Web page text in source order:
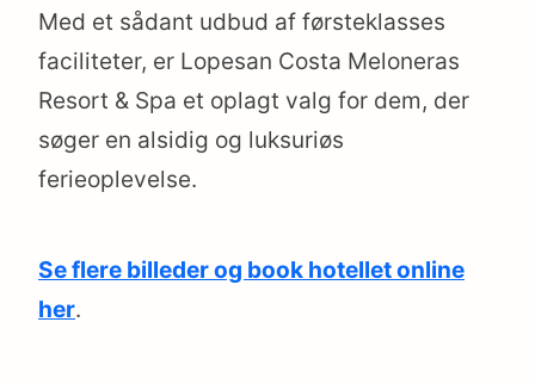
Med et sådant udbud af førsteklasses
faciliteter, er Lopesan Costa Meloneras
Resort & Spa et oplagt valg for dem, der
søger en alsidig og luksuriøs
ferieoplevelse.
Se flere billeder og book hotellet online
her.